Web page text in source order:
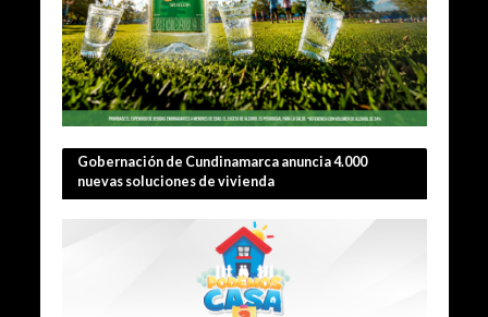
Gobernación de Cundinamarca anuncia 4.000
nuevas soluciones de vivienda